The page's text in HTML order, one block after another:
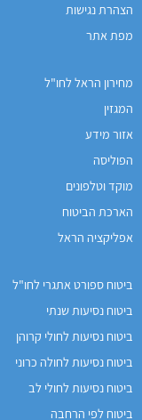
הצהרת נגישות
מפת אתר
מחירון הראל לחו"ל
המגזין
אזור מידע
הפוליסה
מוקד וטלפונים
הארכת הביטוח
אפליקציה הראל
ביטוח ספורט אתגרי לחו"ל
ביטוח נסיעות שנתי
ביטוח נסיעות לחולי קרוהן
ביטוח נסיעות לחולה כרוני
ביטוח נסיעות לחולי לב
ביטוח לפי הרחבה